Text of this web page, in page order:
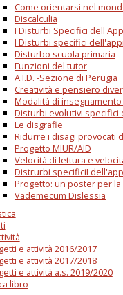
Come orientarsi nel
Discalculia
I Disturbi Specifici
I Disturbi specifici
Disturbo scuola primaria
Funzioni del tutor
A.I.D. -Sezione di Perugia
Creatività e pensiero
Modalità di
Disturbi evolutivi
Le disgrafie
Ridurre i disagi provocati
Progetto MIUR/AID
Velocità di lettura e
Distrurbi specificiI
Progetto: un poster per
Vademecum Dislessia
e attività 2016/2017
e attività 2017/2018
e attività a.s. 2019/2020
libro